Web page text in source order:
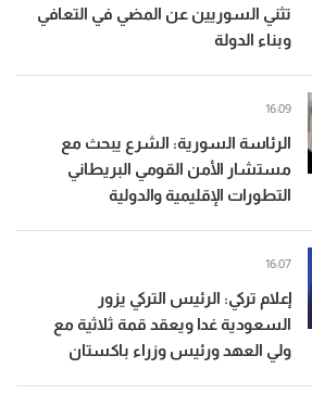
تثني السوريين عن المضي في التعافي
وبناء الدولة
الرئاسة السورية: الشرع يبحث مع
مستشار الأمن القومي البريطاني
التطورات الإقليمية والدولية
16:09
إعلام تركي: الرئيس التركي يزور
السعودية غدا ويعقد قمة ثلاثية مع
ولي العهد ورئيس وزراء باكستان
16:07